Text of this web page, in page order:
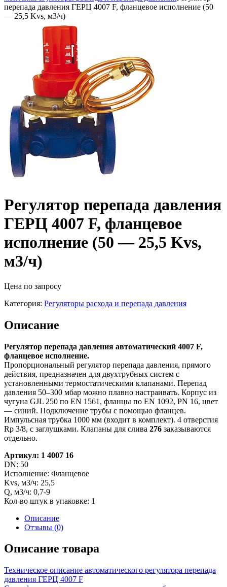
перепада давления ГЕРЦ 4007 F, фланцевое исполнение (50
— 25,5 Kvs, м3/ч)
Регулятор перепада давления
ГЕРЦ 4007 F, фланцевое
исполнение (50 — 25,5 Kvs,
м3/ч)
Цена по запросу
Категория: Регуляторы расхода и перепада давления
Описание
Регулятор перепада давления автоматический 4007 F,
фланцевое исполнение.
Пропорциональный регулятор перепада давления, прямого
действия, предназначен для двухтрубных систем с
установленными термостатическими клапанами. Перепад
давления 50–300 мбар можно плавно настраивать. Корпус из
чугуна GJL 250 по EN 1561, фланцы по EN 1092, PN 16, цвет
— синий. Подключение трубы с помощью фланцев.
Импульсная трубка 1000 мм (входит в комплект). 4 отверстия
Rp 3/8, с заглушками. Клапаны для слива 276 заказываются
отдельно.
Артикул: 1 4007 16
DN: 50
Исполнение: Фланцевое
Kvs, м3/ч: 25,5
Q, м3/ч: 0,7-9
Кол-во штук в упаковке: 1
Описание
Отзывы (0)
Описание товара
Техническое описание автоматического регулятора перепада
давления ГЕРЦ 4007 F